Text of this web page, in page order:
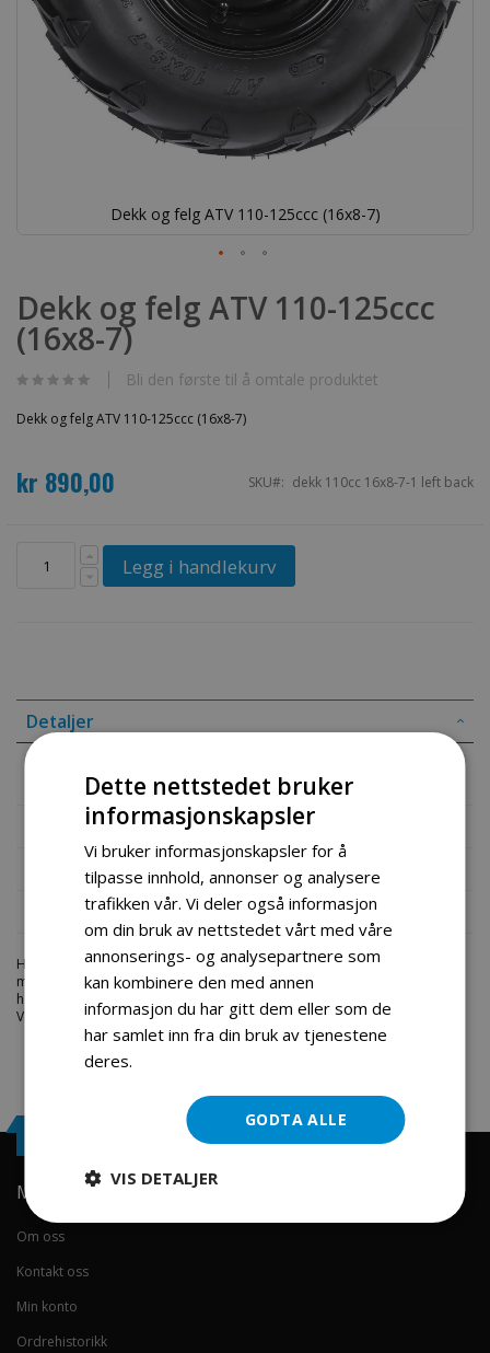
Dekk og felg ATV 110-125ccc (16x8-7)
til
begynnelsen
av
bildegalleri
Dekk og felg ATV 110-125ccc
(16x8-7)
Bli den første til å omtale produktet
Dekk og felg ATV 110-125ccc (16x8-7)
kr 890,00 SKU dekk 110cc 16x8-7-1 left back
Legg i handlekurv
Detaljer
Dekk og felg ATV 110-125ccc (16x8-7)
Mer informasjon
Produktomtaler
Fil vedlegg
Hos engrosservice.no får du kjøptdekk outback 110cc 16x8 8
markedets beste priser. Bestill en atv-deleri dag fra Engros Service. Vi
har et stort utvalg av produkter innen: Hjem, sport og fritids segmentet.
Velkommen skal du være.
Min konto
Om oss
Kontakt oss
Min konto
Ordrehistorikk
Dette nettstedet bruker
informasjonskapsler
Vi bruker informasjonskapsler for å
tilpasse innhold, annonser og analysere
trafikken vår. Vi deler også informasjon
om din bruk av nettstedet vårt med våre
annonserings- og analysepartnere som
kan kombinere den med annen
informasjon du har gitt dem eller som de
har samlet inn fra din bruk av tjenestene
deres.
GODTA ALLE
VIS DETALJER